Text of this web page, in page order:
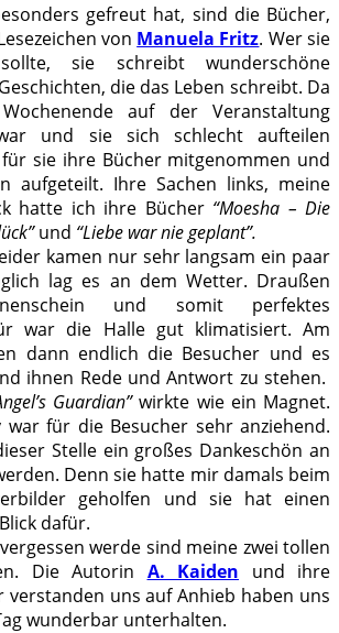
gefreut hat, sind die Bücher,
von Manuela Fritz. Wer sie
sie schreibt wunderschöne
die das Leben schreibt. Da
auf der Veranstaltung
und sie sich schlecht aufteilen
sie ihre Bücher mitgenommen und
aufgeteilt. Ihre Sachen links, meine
hatte ich ihre Bücher “Moesha – Die
und “Liebe war nie geplant”.
kamen nur sehr langsam ein paar
lag es an dem Wetter. Draußen
und somit perfektes
war die Halle gut klimatisiert. Am
dann endlich die Besucher und es
ihnen Rede und Antwort zu stehen.
Guardian”wirkte wie ein Magnet.
war für die Besucher sehr anziehend.
Stelle ein großes Dankeschön an
Denn sie hatte mir damals beim
geholfen und sie hat einen
dafür.
werde sind meine zwei tollen
Die Autorin A. Kaiden und ihre
verstanden uns auf Anhieb haben uns
wunderbar unterhalten.